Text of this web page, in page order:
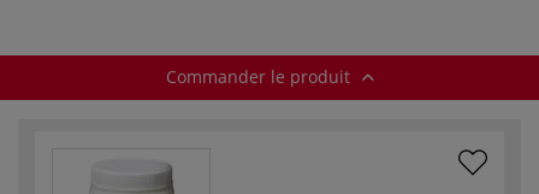
Commander le produit